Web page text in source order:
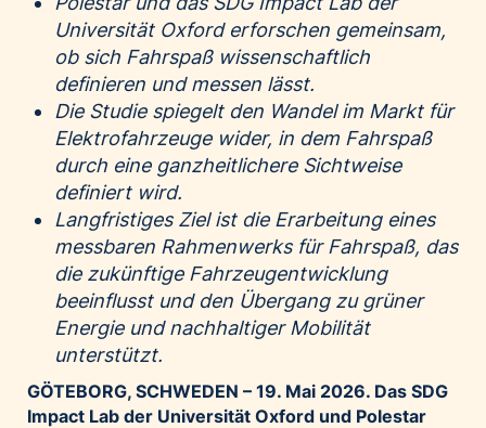
Palfinger AG
Polestar
REXEL Austria
Starbucks
Superbrands Austria
Tante Fanny
Vollpension
win2day
woom bikes
Kontakt
Universität Oxford erforschen gemeinsam,
ob sich Fahrspaß wissenschaftlich
definieren und messen lässt.
Die Studie spiegelt den Wandel im Markt für
Elektrofahrzeuge wider, in dem Fahrspaß
durch eine ganzheitlichere Sichtweise
definiert wird.
Langfristiges Ziel ist die Erarbeitung eines
messbaren Rahmenwerks für Fahrspaß, das
die zukünftige Fahrzeugentwicklung
beeinflusst und den Übergang zu grüner
Energie und nachhaltiger Mobilität
unterstützt.
GÖTEBORG, SCHWEDEN – 19. Mai 2026. Das SDG
Impact Lab der Universität Oxford und Polestar